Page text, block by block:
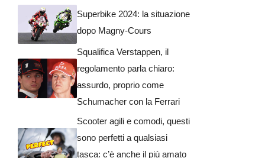
Superbike 2024: la situazione
dopo Magny-Cours
Squalifica Verstappen, il
regolamento parla chiaro:
assurdo, proprio come
Schumacher con la Ferrari
Scooter agili e comodi, questi
sono perfetti a qualsiasi
tasca: c’è anche il più amato